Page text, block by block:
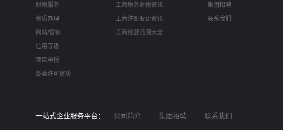
财税服务
资质办理
网站/营销
信用等级
项目申报
各类许可资质
工商税务财税资讯
工商注册变更资讯
工商经营范围大全
集团招聘
联系我们
一站式企业服务平台： 公司简介 集团招聘 联系我们